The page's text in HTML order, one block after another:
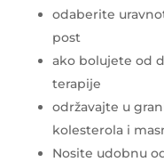
odaberite
post
ako bolujete od
terapije
održavajte u
kolesterola i
Nosite udobnu